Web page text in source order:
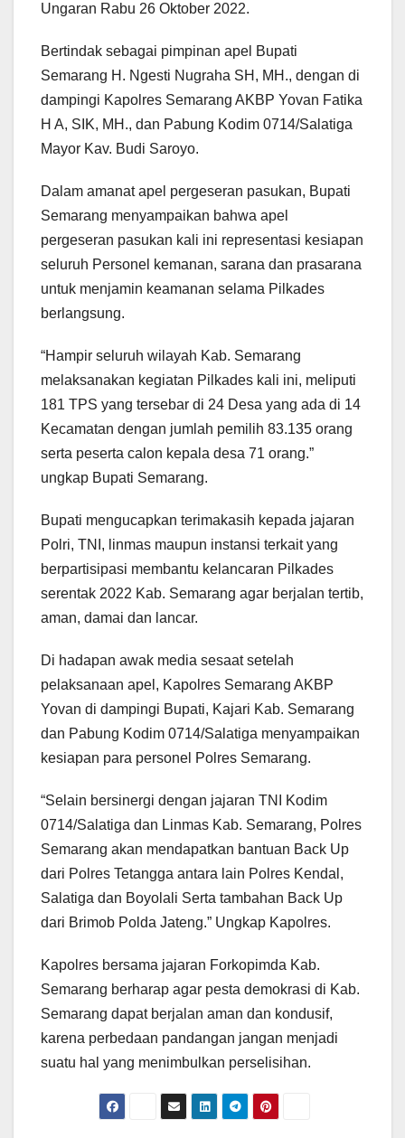
Ungaran Rabu 26 Oktober 2022.
Bertindak sebagai pimpinan apel Bupati
Semarang H. Ngesti Nugraha SH, MH., dengan di
dampingi Kapolres Semarang AKBP Yovan Fatika
H A, SIK, MH., dan Pabung Kodim 0714/Salatiga
Mayor Kav. Budi Saroyo.
Dalam amanat apel pergeseran pasukan, Bupati
Semarang menyampaikan bahwa apel
pergeseran pasukan kali ini representasi kesiapan
seluruh Personel kemanan, sarana dan prasarana
untuk menjamin keamanan selama Pilkades
berlangsung.
“Hampir seluruh wilayah Kab. Semarang
melaksanakan kegiatan Pilkades kali ini, meliputi
181 TPS yang tersebar di 24 Desa yang ada di 14
Kecamatan dengan jumlah pemilih 83.135 orang
serta peserta calon kepala desa 71 orang.”
ungkap Bupati Semarang.
Bupati mengucapkan terimakasih kepada jajaran
Polri, TNI, linmas maupun instansi terkait yang
berpartisipasi membantu kelancaran Pilkades
serentak 2022 Kab. Semarang agar berjalan tertib,
aman, damai dan lancar.
Di hadapan awak media sesaat setelah
pelaksanaan apel, Kapolres Semarang AKBP
Yovan di dampingi Bupati, Kajari Kab. Semarang
dan Pabung Kodim 0714/Salatiga menyampaikan
kesiapan para personel Polres Semarang.
“Selain bersinergi dengan jajaran TNI Kodim
0714/Salatiga dan Linmas Kab. Semarang, Polres
Semarang akan mendapatkan bantuan Back Up
dari Polres Tetangga antara lain Polres Kendal,
Salatiga dan Boyolali Serta tambahan Back Up
dari Brimob Polda Jateng.” Ungkap Kapolres.
Kapolres bersama jajaran Forkopimda Kab.
Semarang berharap agar pesta demokrasi di Kab.
Semarang dapat berjalan aman dan kondusif,
karena perbedaan pandangan jangan menjadi
suatu hal yang menimbulkan perselisihan.